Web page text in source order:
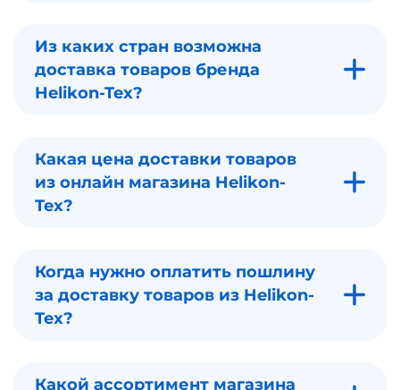
Из каких стран возможна
доставка товаров бренда
Helikon-Tex?
Какая цена доставки товаров
из онлайн магазина Helikon-
Tex?
Когда нужно оплатить пошлину
за доставку товаров из Helikon-
Tex?
Какой ассортимент магазина